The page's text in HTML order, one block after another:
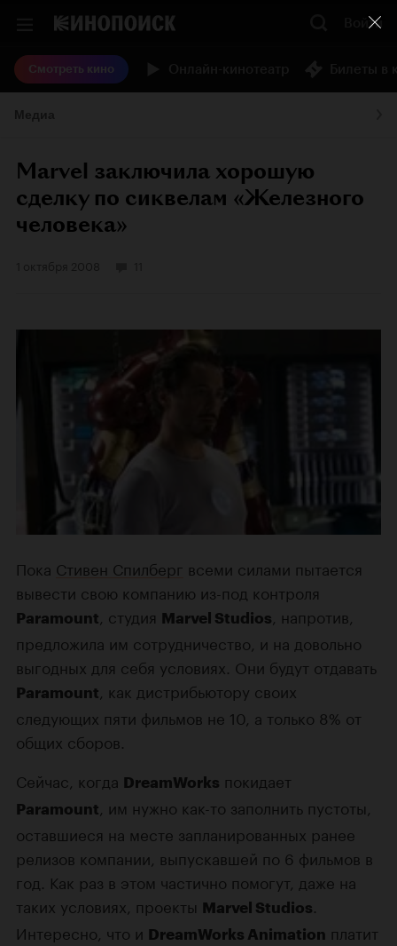
Войти
Смотреть кино
Marvel заключила хорошую
сделку по сиквелам «Железного
человека»
Пока Стивен Спилберг всеми силами пытается
вывести свою компанию из-под контроля
Paramount , студия Marvel Studios
, напротив,
предложила им сотрудничество, и на довольно
выгодных для себя условиях. Они будут отдавать
Paramount
, как дистрибьютору своих
следующих пяти фильмов не 10, а только 8% от
общих сборов.
Сейчас, когда DreamWorks покидает
Paramount
, им нужно как-то заполнить пустоты,
оставшиеся на месте запланированных ранее
релизов компании, выпускавшей по 6 фильмов в
год. Как раз в этом частично помогут, даже на
таких условиях, проекты Marvel Studios
Интересно, что и DreamWorks Animation платит